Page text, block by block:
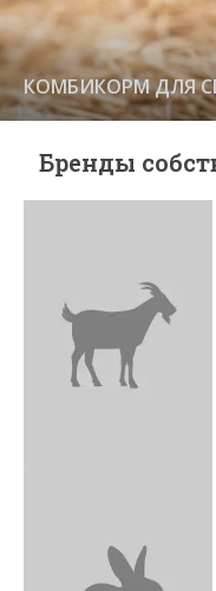
КОМБИКОРМ ДЛЯ
Бренды